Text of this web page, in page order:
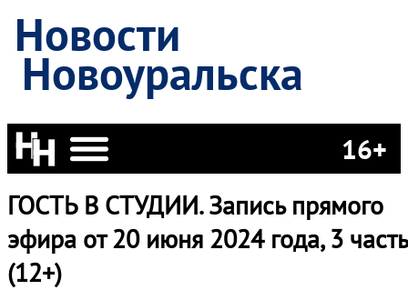
Новости
Новоуральска
16+
ГОСТЬ В СТУДИИ. Запись прямого
эфира от 20 июня 2024 года, 3 часть
(12+)